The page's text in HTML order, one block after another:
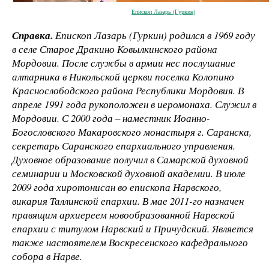
Епископ Лазарь (Гуркин)
Справка. Епископ Лазарь (Гуркин) родился в 1969 году
в селе Старое Дракино Ковылкинского района
Мордовии. После службы в армии нес послушание
алтарника в Никольской церкви поселка Колопино
Краснослободского района Республики Мордовия. В
апреле 1991 года рукоположен в иеромонаха. Служил в
Мордовии. С 2000 года – наместник Иоанно-
Богословского Макаровского монастыря г. Саранска,
секретарь Саранского епархиального управления.
Духовное образование получил в Самарской духовной
семинарии и Московской духовной академии. В июле
2009 года хиротонисан во епископа Нарвского,
викария Таллинской епархии. В мае 2011-го назначен
правящим архиереем новообразованной Нарвской
епархии с титулом Нарвский и Причудский. Является
также настоятелем Воскресенского кафедрального
собора в Нарве.